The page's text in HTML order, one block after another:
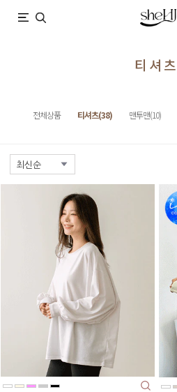
X
티셔츠
전체상품 티셔츠(38) 맨투맨(10)